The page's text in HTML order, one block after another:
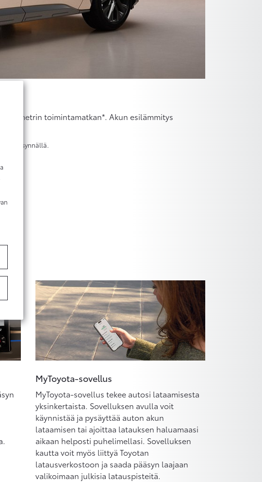
kilometrin toimintamatkan*. Akun esilämmitys
MyToyota-sovellus
MyToyota-sovellus tekee autosi lataamisesta
yksinkertaista. Sovelluksen avulla voit
käynnistää ja pysäyttää auton akun
lataamisen tai ajoittaa latauksen haluamaasi
aikaan helposti puhelimellasi. Sovelluksen
kautta voit myös liittyä Toyotan
latausverkostoon ja saada pääsyn laajaan
valikoimaan julkisia latauspisteitä.